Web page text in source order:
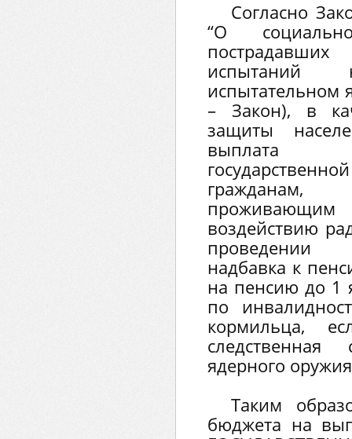
Согласно
“О
испытаний
испытательном
– Закон), в
защиты
выплата
проживающим
воздействию
проведении
надбавка к
на пенсию до 1
по
кормильца,
ядерного
Таким
бюджета на